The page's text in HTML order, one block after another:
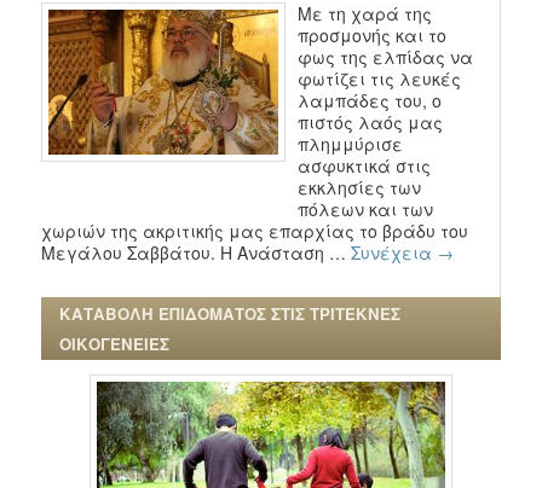
Με τη χαρά της
προσμονής και το
φως της ελπίδας να
φωτίζει τις λευκές
λαμπάδες του, ο
πιστός λαός μας
πλημμύρισε
ασφυκτικά στις
εκκλησίες των
πόλεων και των
χωριών της ακριτικής μας επαρχίας το βράδυ του
Μεγάλου Σαββάτου. Η Ανάσταση …Συνέχεια →
ΚΑΤΑΒΟΛΗ ΕΠΙΔΟΜΑΤΟΣ ΣΤΙΣ ΤΡΙΤΕΚΝΕΣ
ΟΙΚΟΓΕΝΕΙΕΣ